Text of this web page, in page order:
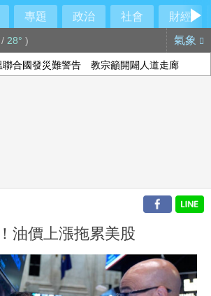
專題 政治 社會
財經
/ 28° ) 氣象
聯合國發災難警告 教宗籲開闢人道走廊
油價上漲拖累美股